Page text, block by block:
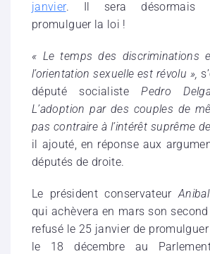
janvier. Il sera désormais
promulguer la loi !
« Le temps des discriminations
l’orientation sexuelle est révolu »,
député socialistePedro
L’adoption par des couples de
pas contraire à l’intérêt suprême de
il ajouté, en réponse aux
députés de droite.
Le président conservateur
qui achèvera en mars son
refusé le 25 janvier de
le 18 décembre au